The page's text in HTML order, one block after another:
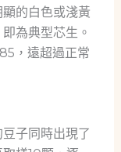
的白色或淺黃
為典型芯生。
，遠超過正常
子同時出現了